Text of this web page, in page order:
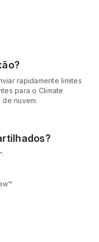
rapidamente limites
para o Climate
nuvem.